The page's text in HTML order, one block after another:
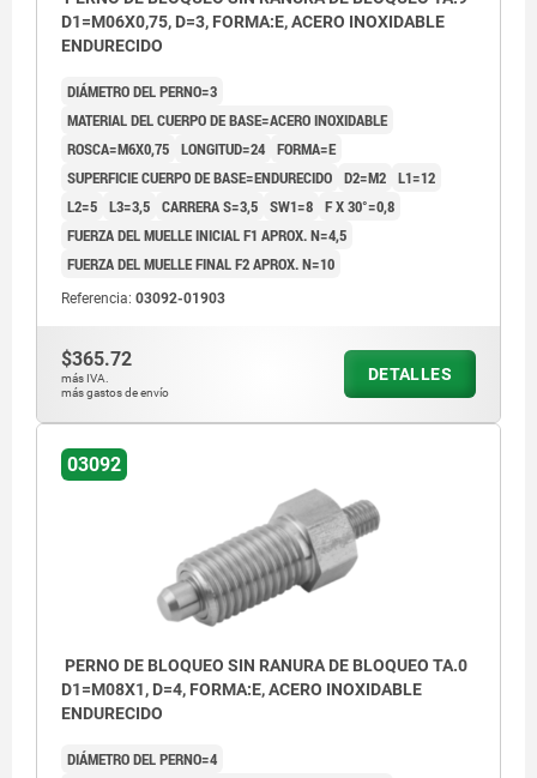
D1=M06X0,75, D=3, FORMA:E, ACERO INOXIDABLE
ENDURECIDO
DIÁMETRO DEL PERNO=3
MATERIAL DEL CUERPO DE BASE=ACERO INOXIDABLE
ROSCA=M6X0,75 LONGITUD=24 FORMA=E
SUPERFICIE CUERPO DE BASE=ENDURECIDO D2=M2 L1=12
L2=5 L3=3,5 CARRERA S=3,5 SW1=8 F X 30°=0,8
FUERZA DEL MUELLE INICIAL F1 APROX. N=4,5
FUERZA DEL MUELLE FINAL F2 APROX. N=10
Referencia: 03092-01903
$365.72
más IVA.
más gastos de envío
DETALLES
03092
PERNO DE BLOQUEO SIN RANURA DE BLOQUEO TA.0
D1=M08X1, D=4, FORMA:E, ACERO INOXIDABLE
ENDURECIDO
DIÁMETRO DEL PERNO=4